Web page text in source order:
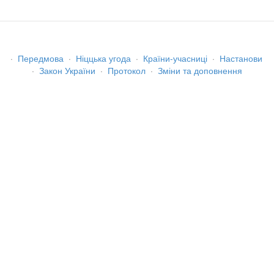
· Передмова · Ніццька угода · Країни-учасниці · Настанови
· Закон України · Протокол · Зміни та доповнення